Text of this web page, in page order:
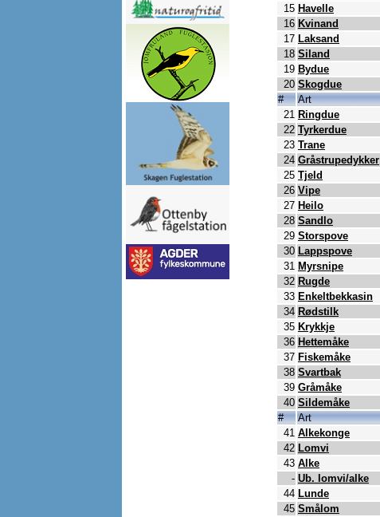
15 Havelle
16 Kvinand
17 Laksand
18 Siland
19 Bydue
20 Skogdue
#
Art
21 Ringdue
22 Tyrkerdue
23 Trane
24 Gråstrupedykker
25 Tjeld
26 Vipe
27 Heilo
28 Sandlo
29 Storspove
30 Lappspove
31 Myrsnipe
32 Rugde
33 Enkeltbekkasin
34 Rødstilk
35 Krykkje
36 Hettemåke
37 Fiskemåke
38 Svartbak
39 Gråmåke
40 Sildemåke
#
Art
41 Alkekonge
42 Lomvi
43 Alke
- Ub. lomvi/alke
44 Lunde
45 Smålom